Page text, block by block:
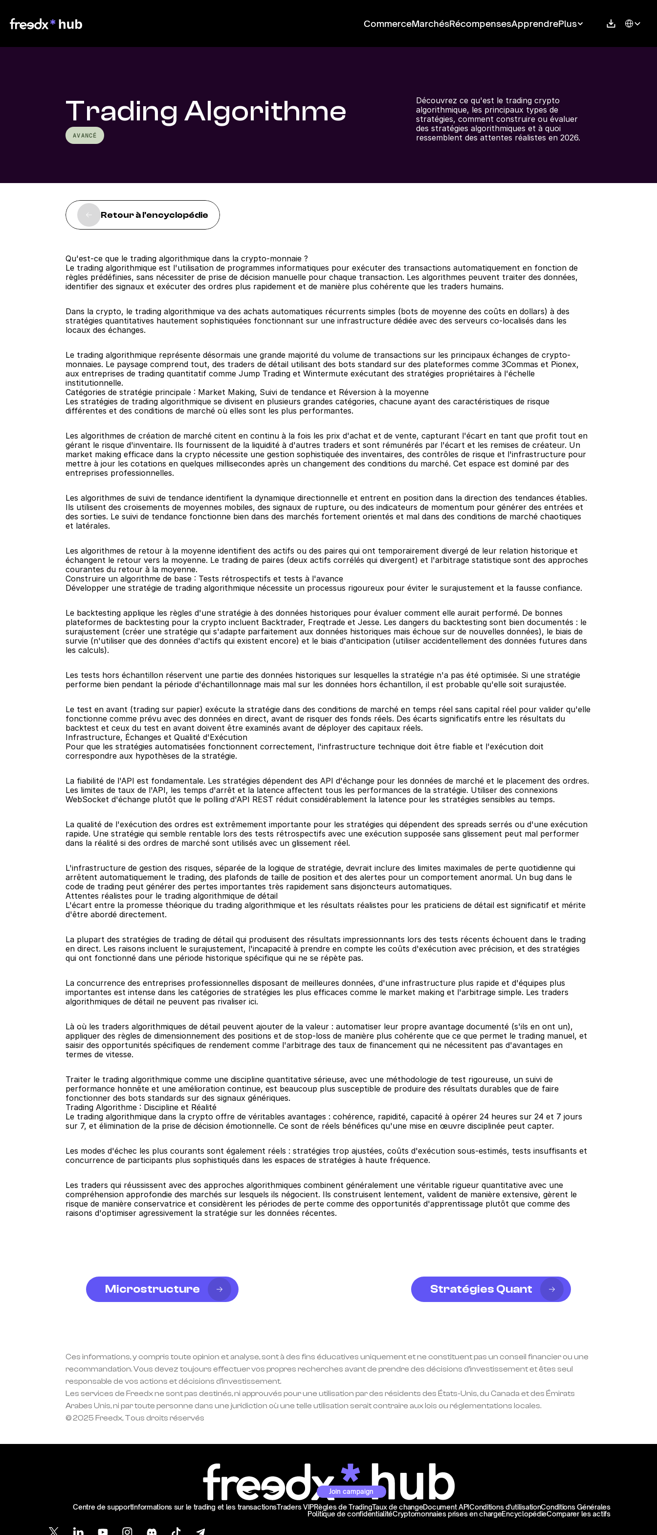
CommerceMarchésRécompensesApprendrePlus Select
Trading Algorithme
AVANCÉ
Découvrez ce qu'est le trading crypto
algorithmique, les principaux types de
stratégies, comment construire ou évaluer
des stratégies algorithmiques et à quoi
ressemblent des attentes réalistes en 2026.
Retour à l'encyclopédie
Qu'est-ce que le trading algorithmique dans la crypto-monnaie ?
Le trading algorithmique est l'utilisation de programmes informatiques pour exécuter des transactions automatiquement en fonction de
règles prédéfinies, sans nécessiter de prise de décision manuelle pour chaque transaction. Les algorithmes peuvent traiter des données,
identifier des signaux et exécuter des ordres plus rapidement et de manière plus cohérente que les traders humains.
Dans la crypto, le trading algorithmique va des achats automatiques récurrents simples (bots de moyenne des coûts en dollars) à des
stratégies quantitatives hautement sophistiquées fonctionnant sur une infrastructure dédiée avec des serveurs co-localisés dans les
locaux des échanges.
Le trading algorithmique représente désormais une grande majorité du volume de transactions sur les principaux échanges de crypto-
monnaies. Le paysage comprend tout, des traders de détail utilisant des bots standard sur des plateformes comme 3Commas et Pionex,
aux entreprises de trading quantitatif comme Jump Trading et Wintermute exécutant des stratégies propriétaires à l'échelle
institutionnelle.
Catégories de stratégie principale : Market Making, Suivi de tendance et Réversion à la moyenne
Les stratégies de trading algorithmique se divisent en plusieurs grandes catégories, chacune ayant des caractéristiques de risque
différentes et des conditions de marché où elles sont les plus performantes.
Les algorithmes de création de marché citent en continu à la fois les prix d'achat et de vente, capturant l'écart en tant que profit tout en
gérant le risque d'inventaire. Ils fournissent de la liquidité à d'autres traders et sont rémunérés par l'écart et les remises de créateur. Un
market making efficace dans la crypto nécessite une gestion sophistiquée des inventaires, des contrôles de risque et l'infrastructure pour
mettre à jour les cotations en quelques millisecondes après un changement des conditions du marché. Cet espace est dominé par des
entreprises professionnelles.
Les algorithmes de suivi de tendance identifient la dynamique directionnelle et entrent en position dans la direction des tendances établies.
Ils utilisent des croisements de moyennes mobiles, des signaux de rupture, ou des indicateurs de momentum pour générer des entrées et
des sorties. Le suivi de tendance fonctionne bien dans des marchés fortement orientés et mal dans des conditions de marché chaotiques
et latérales.
Les algorithmes de retour à la moyenne identifient des actifs ou des paires qui ont temporairement divergé de leur relation historique et
échangent le retour vers la moyenne. Le trading de paires (deux actifs corrélés qui divergent) et l'arbitrage statistique sont des approches
courantes du retour à la moyenne.
Construire un algorithme de base : Tests rétrospectifs et tests à l'avance
Développer une stratégie de trading algorithmique nécessite un processus rigoureux pour éviter le surajustement et la fausse confiance.
Le backtesting applique les règles d'une stratégie à des données historiques pour évaluer comment elle aurait performé. De bonnes
plateformes de backtesting pour la crypto incluent Backtrader, Freqtrade et Jesse. Les dangers du backtesting sont bien documentés : le
surajustement (créer une stratégie qui s'adapte parfaitement aux données historiques mais échoue sur de nouvelles données), le biais de
survie (n'utiliser que des données d'actifs qui existent encore) et le biais d'anticipation (utiliser accidentellement des données futures dans
les calculs).
Les tests hors échantillon réservent une partie des données historiques sur lesquelles la stratégie n'a pas été optimisée. Si une stratégie
performe bien pendant la période d'échantillonnage mais mal sur les données hors échantillon, il est probable qu'elle soit surajustée.
Le test en avant (trading sur papier) exécute la stratégie dans des conditions de marché en temps réel sans capital réel pour valider qu'elle
fonctionne comme prévu avec des données en direct, avant de risquer des fonds réels. Des écarts significatifs entre les résultats du
backtest et ceux du test en avant doivent être examinés avant de déployer des capitaux réels.
Infrastructure, Échanges et Qualité d'Exécution
Pour que les stratégies automatisées fonctionnent correctement, l'infrastructure technique doit être fiable et l'exécution doit
correspondre aux hypothèses de la stratégie.
La fiabilité de l'API est fondamentale. Les stratégies dépendent des API d'échange pour les données de marché et le placement des ordres.
Les limites de taux de l'API, les temps d'arrêt et la latence affectent tous les performances de la stratégie. Utiliser des connexions
WebSocket d'échange plutôt que le polling d'API REST réduit considérablement la latence pour les stratégies sensibles au temps.
La qualité de l'exécution des ordres est extrêmement importante pour les stratégies qui dépendent des spreads serrés ou d'une exécution
rapide. Une stratégie qui semble rentable lors des tests rétrospectifs avec une exécution supposée sans glissement peut mal performer
dans la réalité si des ordres de marché sont utilisés avec un glissement réel.
L'infrastructure de gestion des risques, séparée de la logique de stratégie, devrait inclure des limites maximales de perte quotidienne qui
arrêtent automatiquement le trading, des plafonds de taille de position et des alertes pour un comportement anormal. Un bug dans le
code de trading peut générer des pertes importantes très rapidement sans disjoncteurs automatiques.
Attentes réalistes pour le trading algorithmique de détail
L'écart entre la promesse théorique du trading algorithmique et les résultats réalistes pour les praticiens de détail est significatif et mérite
d'être abordé directement.
La plupart des stratégies de trading de détail qui produisent des résultats impressionnants lors des tests récents échouent dans le trading
en direct. Les raisons incluent le surajustement, l'incapacité à prendre en compte les coûts d'exécution avec précision, et des stratégies
qui ont fonctionné dans une période historique spécifique qui ne se répète pas.
La concurrence des entreprises professionnelles disposant de meilleures données, d'une infrastructure plus rapide et d'équipes plus
importantes est intense dans les catégories de stratégies les plus efficaces comme le market making et l'arbitrage simple. Les traders
algorithmiques de détail ne peuvent pas rivaliser ici.
Là où les traders algorithmiques de détail peuvent ajouter de la valeur : automatiser leur propre avantage documenté (s'ils en ont un),
appliquer des règles de dimensionnement des positions et de stop-loss de manière plus cohérente que ce que permet le trading manuel, et
saisir des opportunités spécifiques de rendement comme l'arbitrage des taux de financement qui ne nécessitent pas d'avantages en
termes de vitesse.
Traiter le trading algorithmique comme une discipline quantitative sérieuse, avec une méthodologie de test rigoureuse, un suivi de
performance honnête et une amélioration continue, est beaucoup plus susceptible de produire des résultats durables que de faire
fonctionner des bots standards sur des signaux génériques.
Trading Algorithme : Discipline et Réalité
Le trading algorithmique dans la crypto offre de véritables avantages : cohérence, rapidité, capacité à opérer 24 heures sur 24 et 7 jours
sur 7, et élimination de la prise de décision émotionnelle. Ce sont de réels bénéfices qu'une mise en œuvre disciplinée peut capter.
Les modes d'échec les plus courants sont également réels : stratégies trop ajustées, coûts d'exécution sous-estimés, tests insuffisants et
concurrence de participants plus sophistiqués dans les espaces de stratégies à haute fréquence.
Les traders qui réussissent avec des approches algorithmiques combinent généralement une véritable rigueur quantitative avec une
compréhension approfondie des marchés sur lesquels ils négocient. Ils construisent lentement, valident de manière extensive, gèrent le
risque de manière conservatrice et considèrent les périodes de perte comme des opportunités d'apprentissage plutôt que comme des
raisons d'optimiser agressivement la stratégie sur les données récentes.
Microstructure Stratégies Quant
Ces informations, y compris toute opinion et analyse, sont à des fins éducatives uniquement et ne constituent pas un conseil financier ou une
recommandation. Vous devez toujours effectuer vos propres recherches avant de prendre des décisions d'investissement et êtes seul
responsable de vos actions et décisions d'investissement.
Les services de Freedx ne sont pas destinés, ni approuvés pour une utilisation par des résidents des États-Unis, du Canada et des Émirats
Arabes Unis, ni par toute personne dans une juridiction où une telle utilisation serait contraire aux lois ou réglementations locales.
© 2025 Freedx, Tous droits réservés
Join campaign
Centre de supportInformations sur le trading et les transactionsTraders VIPRègles de TradingTaux de changeDocument APIConditions d'utilisationConditions Générales
Politique de confidentialitéCryptomonnaies prises en chargeEncyclopédieComparer les actifs